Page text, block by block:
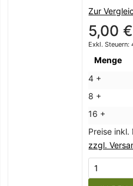
Zur
5,00 €
Menge
4 +
8 +
16 +
Preise inkl.
zzgl.